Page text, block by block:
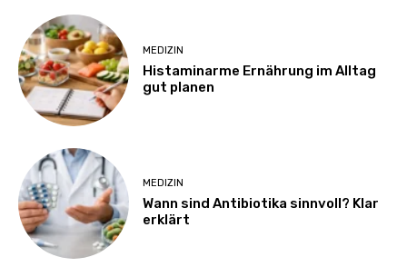
MEDIZIN
Histaminarme Ernährung im Alltag
gut planen
MEDIZIN
Wann sind Antibiotika sinnvoll? Klar
erklärt